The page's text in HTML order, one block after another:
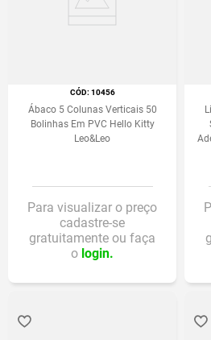
:10456
Ábaco 5 Colunas Verticais 50
Bolinhas Em PVC Hello Kitty
Leo&Leo
Para visualizar o preço
cadastre-se
gratuitamente ou faça
o login.